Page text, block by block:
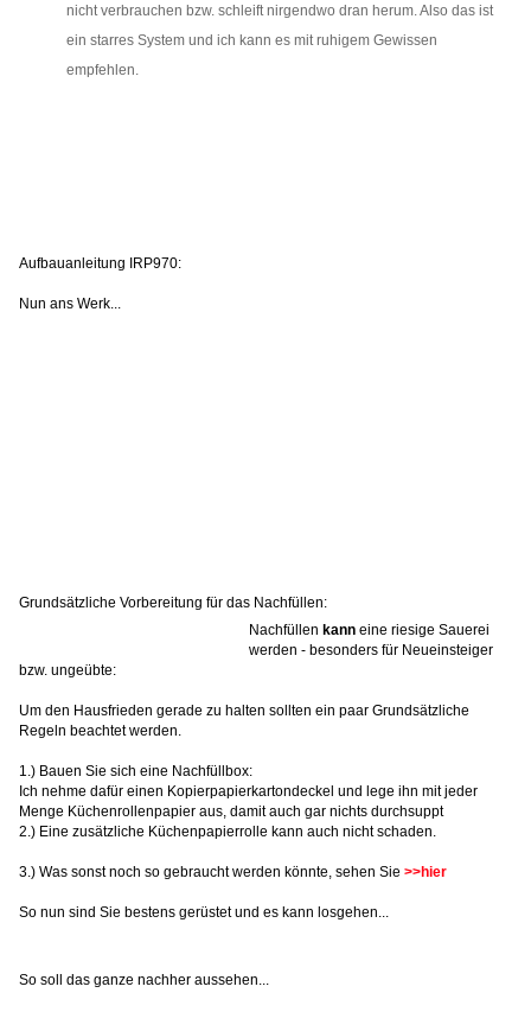
nicht verbrauchen bzw. schleift nirgendwo dran herum. Also das ist
ein starres System und ich kann es mit ruhigem Gewissen
empfehlen.
Aufbauanleitung IRP970:
Nun ans Werk...
Grundsätzliche Vorbereitung für das Nachfüllen:
Nachfüllen kann eine riesige Sauerei
werden - besonders für Neueinsteiger
bzw. ungeübte:
Um den Hausfrieden gerade zu halten sollten ein paar Grundsätzliche
Regeln beachtet werden.
1.) Bauen Sie sich eine Nachfüllbox:
Ich nehme dafür einen Kopierpapierkartondeckel und lege ihn mit jeder
Menge Küchenrollenpapier aus, damit auch gar nichts durchsuppt
2.) Eine zusätzliche Küchenpapierrolle kann auch nicht schaden.
3.) Was sonst noch so gebraucht werden könnte, sehen Sie >>hier
So nun sind Sie bestens gerüstet und es kann losgehen...
So soll das ganze nachher aussehen...